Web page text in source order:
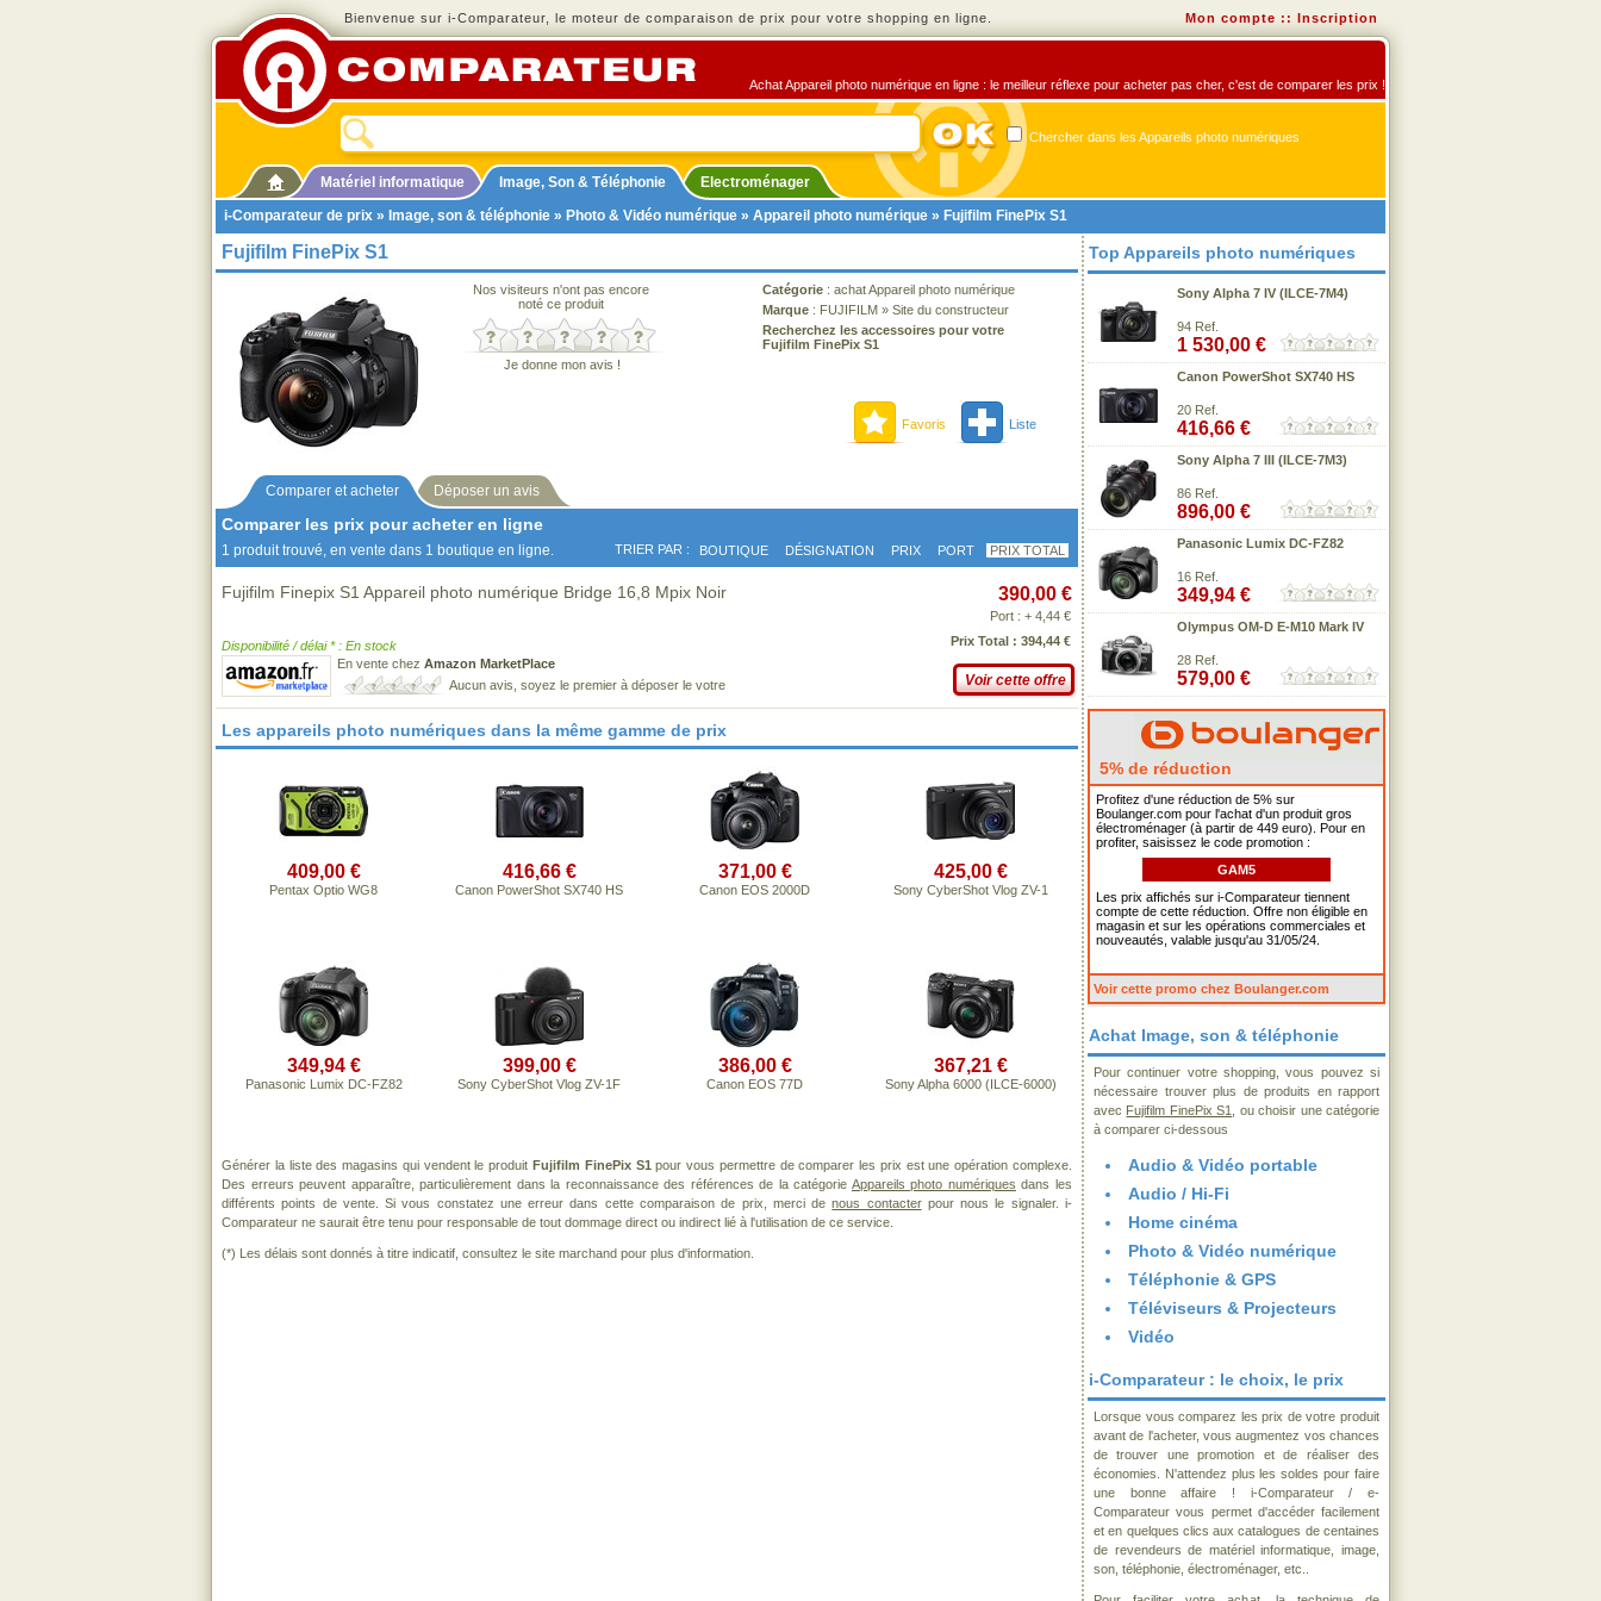
Bienvenue sur i-Comparateur, le moteur de comparaison de prix pour votre shopping en ligne. Mon compte :: Inscription
Achat Appareil photo numérique en ligne : le meilleur réflexe pour acheter pas cher, c'est de comparer les prix !
Chercher dans les Appareils photo numériques
Matériel informatique Image, Son & Téléphonie
Electroménager
i-Comparateur de prix » Image, son & téléphonie » Photo & Vidéo numérique » Appareil photo numérique » Fujifilm FinePix S1
Fujifilm FinePix S1
Nos visiteurs n'ont pas encore
noté ce produit
Je donne mon avis !
Catégorie : achat Appareil photo numérique
Marque : FUJIFILM » Site du constructeur
Recherchez les accessoires pour votre
Fujifilm FinePix S1
Favoris Liste
Comparer et acheter Déposer un avis
Comparer les prix pour acheter en ligne
1 produit trouvé, en vente dans 1 boutique en ligne. TRIER PAR : BOUTIQUE DÉSIGNATION PRIX PORT PRIX TOTAL
Fujifilm Finepix S1 Appareil photo numérique Bridge 16,8 Mpix Noir
Disponibilité / délai * : En stock
En vente chez Amazon MarketPlace
Aucun avis, soyez le premier à déposer le votre
390,00 €
Port : + 4,44 €
Prix Total : 394,44 €
Voir cette offre
Les appareils photo numériques dans la même gamme de prix
409,00 €
Pentax Optio WG8
416,66 €
Canon PowerShot SX740 HS
371,00 €
Canon EOS 2000D
425,00 €
Sony CyberShot Vlog ZV-1
349,94 €
Panasonic Lumix DC-FZ82
399,00 €
Sony CyberShot Vlog ZV-1F
386,00 €
Canon EOS 77D
367,21 €
Sony Alpha 6000 (ILCE-6000)
Générer la liste des magasins qui vendent le produit Fujifilm FinePix S1 pour vous permettre de comparer les prix est une opération complexe.
Des erreurs peuvent apparaître, particulièrement dans la reconnaissance des références de la catégorie Appareils photo numériques dans les
différents points de vente. Si vous constatez une erreur dans cette comparaison de prix, merci denous contacterpour nous le signaler. i-
Comparateur ne saurait être tenu pour responsable de tout dommage direct ou indirect lié à l'utilisation de ce service.
(*) Les délais sont donnés à titre indicatif, consultez le site marchand pour plus d'information.
Top Appareils photo numériques
Sony Alpha 7 IV (ILCE-7M4)
94 Ref.
1 530,00 €
Canon PowerShot SX740 HS
20 Ref.
416,66 €
Sony Alpha 7 III (ILCE-7M3)
86 Ref.
896,00 €
Panasonic Lumix DC-FZ82
16 Ref.
349,94 €
Olympus OM-D E-M10 Mark IV
28 Ref.
579,00 €
5% de réduction
Profitez d'une réduction de 5% sur
Boulanger.com pour l'achat d'un produit gros
électroménager (à partir de 449 euro). Pour en
profiter, saisissez le code promotion :
GAM5
Les prix affichés sur i-Comparateur tiennent
compte de cette réduction. Offre non éligible en
magasin et sur les opérations commerciales et
nouveautés, valable jusqu'au 31/05/24.
Voir cette promo chez Boulanger.com
Achat Image, son & téléphonie
Pour continuer votre shopping, vous pouvez si
nécessaire trouver plus de produits en rapport
avec Fujifilm FinePix S1
, ou choisir une catégorie
à comparer ci-dessous
Audio & Vidéo portable
Audio / Hi-Fi
Home cinéma
Photo & Vidéo numérique
Téléphonie & GPS
Téléviseurs & Projecteurs
Vidéo
i-Comparateur : le choix, le prix
Lorsque vous comparez les prix de votre produit
avant de l'acheter, vous augmentez vos chances
de trouver une promotion et de réaliser des
économies. N'attendez plus les soldes pour faire
une bonne affaire ! i-Comparateur / e-
Comparateur vous permet d'accéder facilement
et en quelques clics aux catalogues de centaines
de revendeurs de matériel informatique, image,
son, téléphonie, électroménager, etc..